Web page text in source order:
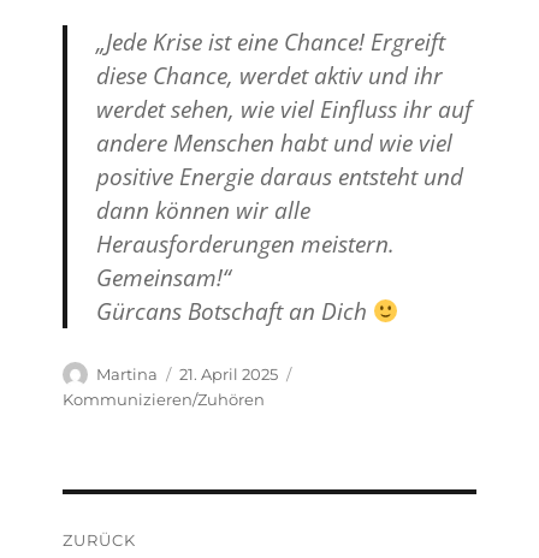
„Jede Krise ist eine Chance! Ergreift
diese Chance, werdet aktiv und ihr
werdet sehen, wie viel Einfluss ihr auf
andere Menschen habt und wie viel
positive Energie daraus entsteht und
dann können wir alle
Herausforderungen meistern.
Gemeinsam!“
Gürcans Botschaft an Dich
Autor
Martina
Veröffentlicht
am
21. April 2025
Kommunizieren/Zuhören
ZURÜCK